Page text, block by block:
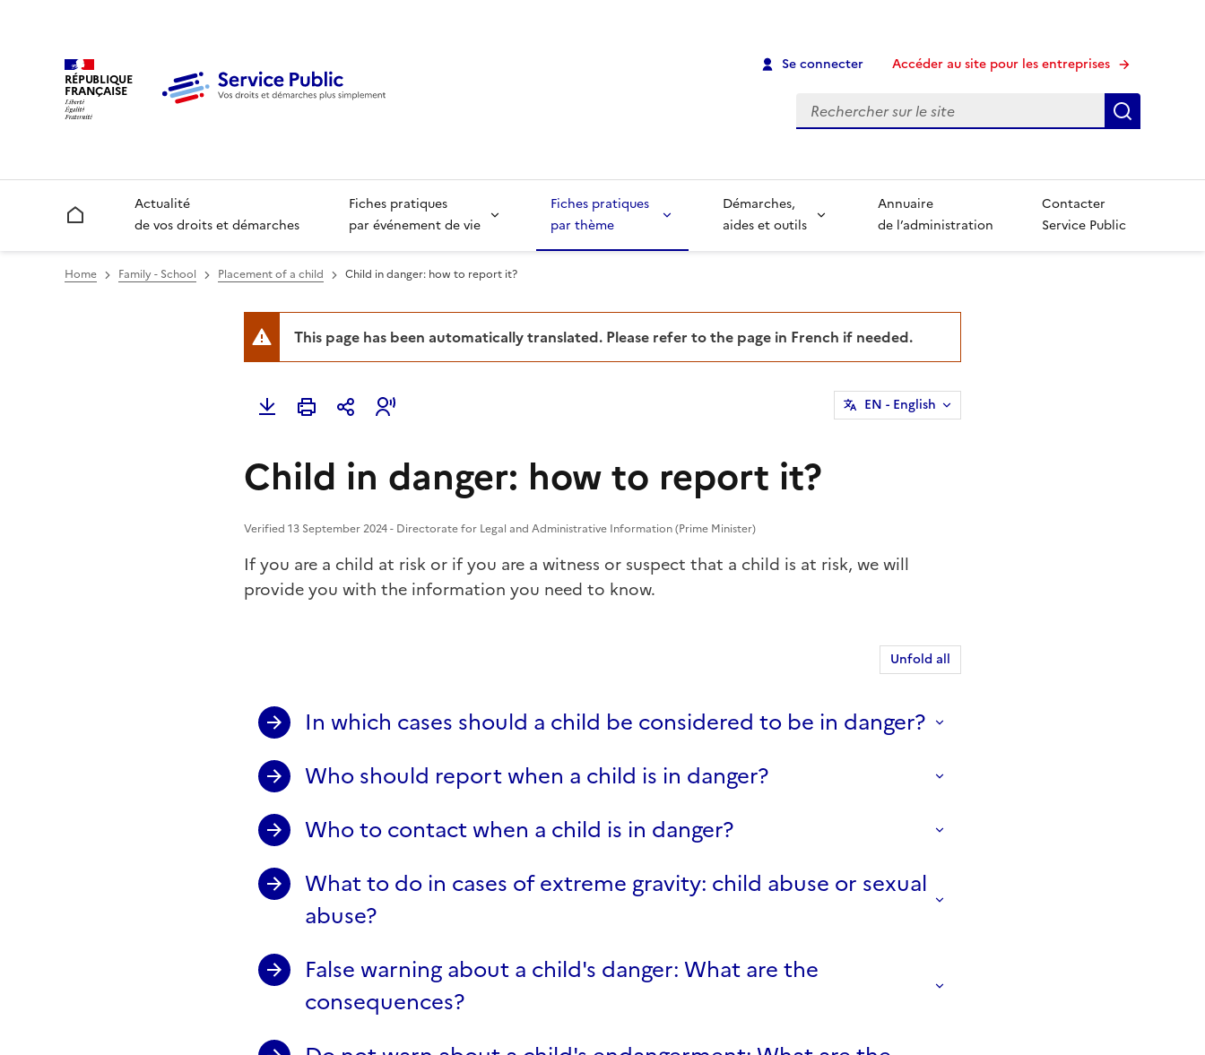
RÉPUBLIQUE
FRANÇAISE
Se connecter Accéder au site pour les entreprises
Recherche
Accueil
Actualité
de vos droits et démarches
Fiches pratiques
par événement de vie
Fiches pratiques
par thème
Démarches,
aides et outils
Annuaire
de l’administration
Contacter
Service Public
Home Family - School Placement of a child Child in danger: how to report it?
This page has been automatically translated. Please refer to the page in French if needed.
EN - English
Child in danger: how to report it?
Verified 13 September 2024 - Directorate for Legal and Administrative Information (Prime Minister)
If you are a child at risk or if you are a witness or suspect that a child is at risk, we will
provide you with the information you need to know.
Unfold all
In which cases should a child be considered to be in danger?
Who should report when a child is in danger?
Who to contact when a child is in danger?
What to do in cases of extreme gravity: child abuse or sexual
abuse?
False warning about a child's danger: What are the
consequences?